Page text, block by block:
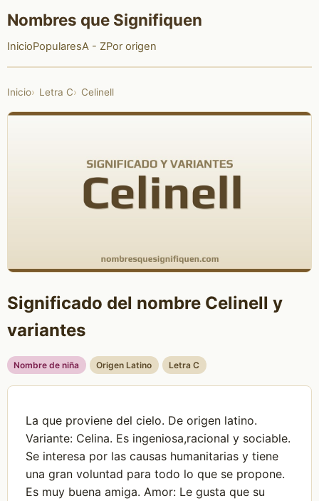
Nombres que Signifiquen
InicioPopularesA - ZPor origen
Inicio Letra C Celinell
Significado del nombre Celinell y
variantes
Nombre de niña Origen Latino Letra C
La que proviene del cielo. De origen latino.
Variante: Celina. Es ingeniosa,racional y sociable.
Se interesa por las causas humanitarias y tiene
una gran voluntad para todo lo que se propone.
Es muy buena amiga. Amor: Le gusta que su